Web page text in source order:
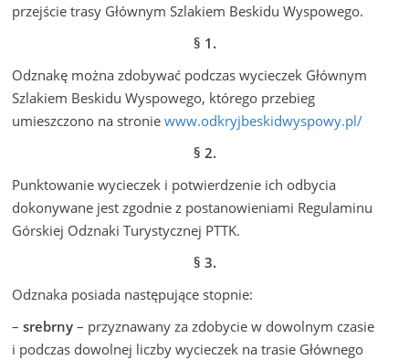
przejście trasy Głównym Szlakiem Beskidu Wyspowego.
§ 1.
Odznakę można zdobywać podczas wycieczek Głównym
Szlakiem Beskidu Wyspowego, którego przebieg
umieszczono na stroniewww.odkryjbeskidwyspowy.pl/
§ 2.
Punktowanie wycieczek i potwierdzenie ich odbycia
dokonywane jest zgodnie z postanowieniami Regulaminu
Górskiej Odznaki Turystycznej PTTK.
§ 3.
Odznaka posiada następujące stopnie:
–srebrny – przyznawany za zdobycie w dowolnym czasie
i podczas dowolnej liczby wycieczek na trasie Głównego